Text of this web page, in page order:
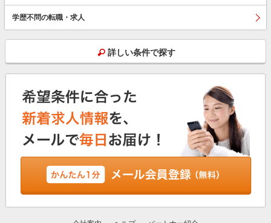
学歴不問の転職・求人
詳しい条件で探す